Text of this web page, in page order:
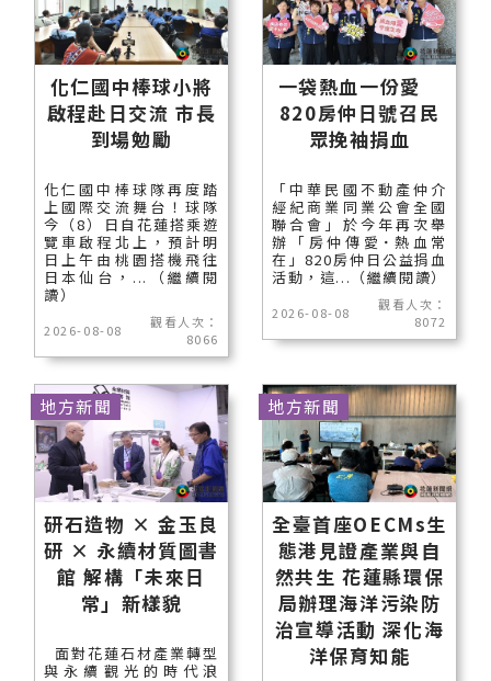
化仁國中棒球小將
啟程赴日交流 市長
到場勉勵
化仁國中棒球隊再度踏
上國際交流舞台！球隊
今（8）日自花蓮搭乘遊
覽車啟程北上，預計明
日上午由桃園搭機飛往
日本仙台，...（繼續閱
讀）
2026-08-08
觀看人次：
8066
一袋熱血一份愛
820房仲日號召民
眾挽袖捐血
「中華民國不動產仲介
經紀商業同業公會全國
聯合會」於今年再次舉
辦「房仲傳愛˙熱血常
在」820房仲日公益捐血
活動，這...（繼續閱讀）
2026-08-08
觀看人次：
8072
研石造物 × 金玉良
研 × 永續材質圖書
館 解構「未來日
常」新樣貌
面對花蓮石材產業轉型
與永續觀光的時代浪
地方新聞
全臺首座OECMs生
態港見證產業與自
然共生 花蓮縣環保
局辦理海洋污染防
治宣導活動 深化海
洋保育知能
地方新聞